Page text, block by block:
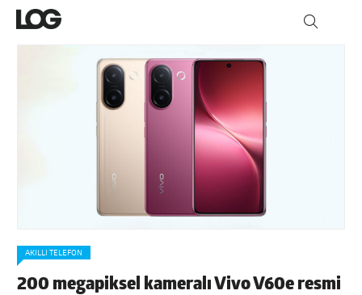
AKILLI TELEFON
200 megapiksel kameralı Vivo V60e resmi